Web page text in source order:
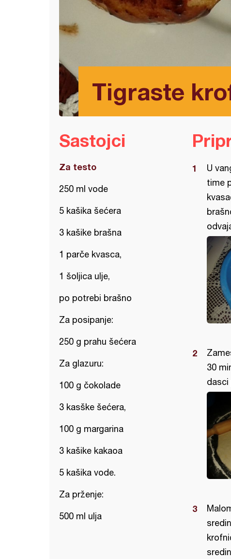
Tigraste
Sastojci
Za testo
250 ml vode
5 kašika šećera
3 kašike brašna
1 parče kvasca,
1 šoljica ulje,
po potrebi brašno
Za posipanje:
250 g prahu šećera
Za glazuru:
100 g čokolade
3 kasške šećera,
100 g margarina
3 kašike kakaoa
5 kašika vode.
Za prženje:
500 ml ulja
U
time
30
dasci